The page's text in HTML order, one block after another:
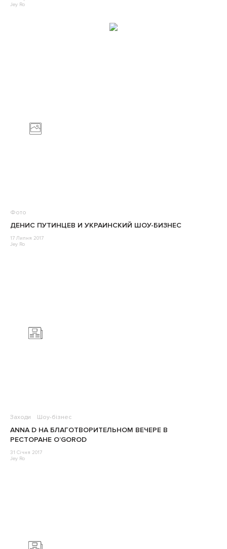
Jey Ro
Фото
ДЕНИС ПУТИНЦЕВ И УКРАИНСКИЙ ШОУ-БИЗНЕС
17 Липня 2017
Jey Ro
Заходи Шоу-бізнес
ANNA D НА БЛАГОТВОРИТЕЛЬНОМ ВЕЧЕРЕ В
РЕСТОРАНЕ O’GOROD
31 Січня 2017
Jey Ro